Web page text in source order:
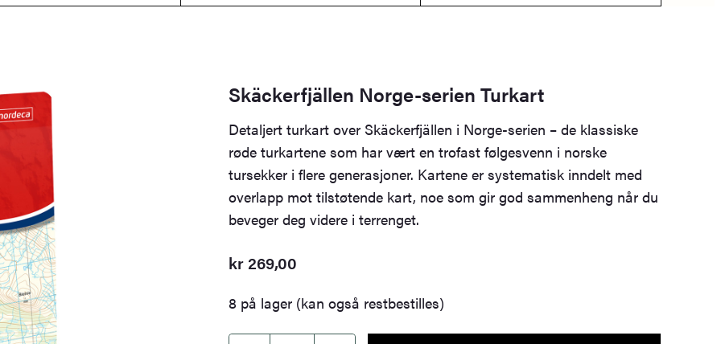
Skäckerfjällen Norge-serien Turkart
Detaljert turkart over Skäckerfjällen i Norge-serien – de klassiske
røde turkartene som har vært en trofast følgesvenn i norske
tursekker i flere generasjoner. Kartene er systematisk inndelt med
overlapp mot tilstøtende kart, noe som gir god sammenheng når du
beveger deg videre i terrenget.
kr269,00
8 på lager (kan også restbestilles)